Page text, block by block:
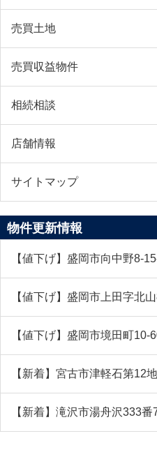
売買土地
売買収益物件
相続相談
店舗情報
サイトマップ
物件更新情報
【値下げ】盛岡市向中野8-
【値下げ】盛岡市上田字北
【値下げ】盛岡市境田町10-
【新着】宮古市津軽石第12
【新着】滝沢市湯舟沢333